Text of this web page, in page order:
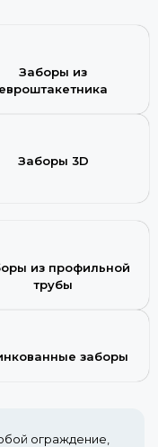
Заборы из
евроштакетника
Заборы 3D
из профильной
трубы
заборы
ограждение,